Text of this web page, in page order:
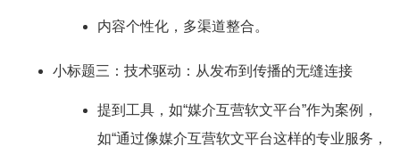
内容个性化，多渠道整合。
小标题三：技术驱动：从发布到传播的无缝连接
提到工具，如“媒介互营软文平台”作为案例，
如“通过像媒介互营软文平台这样的专业服务，